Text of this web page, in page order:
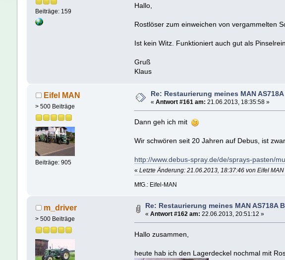
Beiträge: 159
Hallo,
Rostlöser zum einweichen von vergammelten
Ist kein Witz. Funktioniert auch gut als
Gruß
Klaus
Eifel MAN
> 500 Beiträge
Beiträge: 905
Re: Restaurierung meines MAN
« Antwort #161 am: 21.06.2013, 18:35:58 »
Dann geh ich mit
Wir schwören seit 20 Jahren auf Debus, ist
http://www.debus-spray.de/de/sprays-pasten/
«Letzte Änderung: 21.06.2013, 18:37:46 von Eifel MAN
MfG.: Eifel-MAN
m_driver
> 500 Beiträge
Re: Restaurierung meines MAN AS718A
« Antwort #162 am: 22.06.2013, 20:51:12 »
Hallo zusammen,
heute hab ich den Lagerdeckel nochmal mit